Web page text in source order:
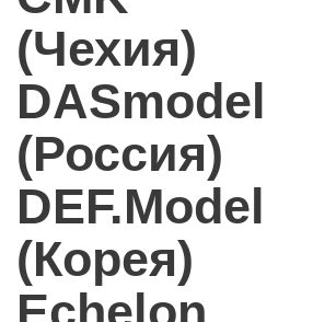
(Чехия)
DASmodel
(Россия)
DEF.Model
(Корея)
Echelon